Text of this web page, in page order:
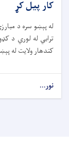
کار پیل کړ
له پېښو سره د
کندهار ولایت له
نور...